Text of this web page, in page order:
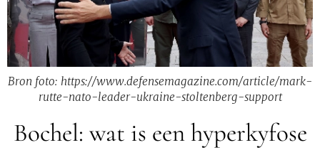
Bron foto: https://www.defensemagazine.com/article/mark-
rutte-nato-leader-ukraine-stoltenberg-support
Bochel: wat is een hyperkyfose